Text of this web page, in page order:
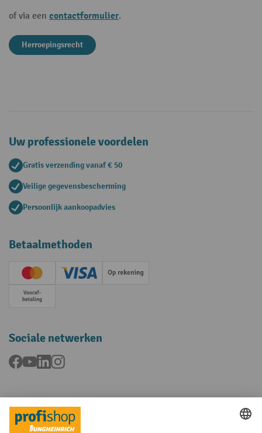
of via een contactformulier.
Herroepingsrecht
Uw professionele voordelen
Gratis verzending vanaf € 50
Veilige gegevensbescherming
Persoonlijk aankoopadvies
Betaalmethoden
Creditcard (Master)Creditcard (Visa)Op rekening
Vooruitbetaling
Sociale netwerken
Facebook
YouTubeLinkedInInstagram
Talen
FR NL